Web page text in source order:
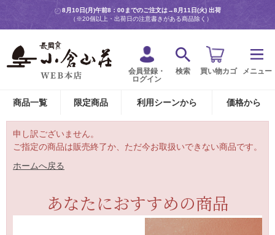
8月10日(月)午前8：00までのご注文は→8月11日(火) 出荷
（※20個以上・出荷日の注意書きがある商品除く）
会員登録・
ログイン
検索 買い物カゴ メニュー
商品一覧 限定商品 利用シーンから 価格から
申し訳ございません。
ご指定の商品は販売終了か、ただ今お取扱いできない商品です。
ホームへ戻る
あなたにおすすめの商品